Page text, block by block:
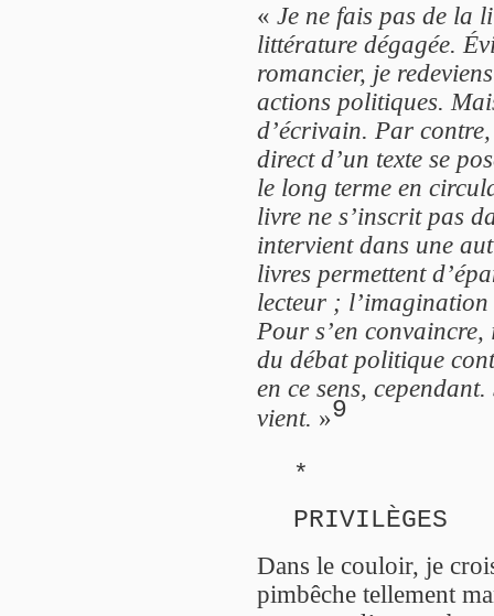
« Je ne fais pas de la
littérature dégagée.
romancier, je
actions politiques.
d’écrivain. Par
direct d’un texte se
le long terme en
livre ne s’inscrit pas
intervient dans une
livres permettent
lecteur ; l’imagination
Pour s’en
du débat politique
en ce sens,
vient. »9
*
PRIVILÈGES
Dans le couloir, je
pimbêche tellement